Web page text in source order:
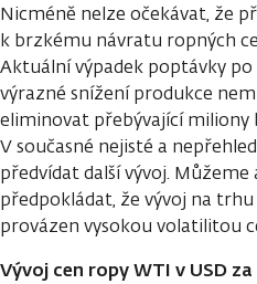
Nicméně nelze očekávat, že
k brzkému návratu ropných
Aktuální výpadek poptávky
výrazné snížení produkce
eliminovat přebývající miliony
V současné nejisté a
předvídat další vývoj.
předpokládat, že vývoj na
provázen vysokou volatilitou
Vývoj cen ropy WTI v USD